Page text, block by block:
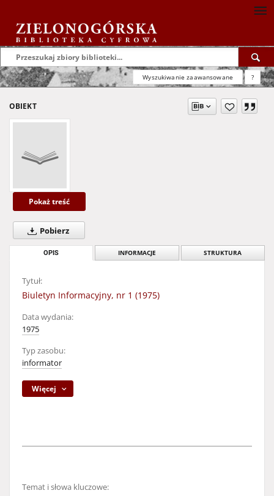
Wyszukiwanie zaawansowane ?
OBIEKT
Pokaż treść
Pobierz
OPIS INFORMACJE STRUKTURA
Tytuł:
Biuletyn Informacyjny, nr 1 (1975)
Data wydania:
1975
Typ zasobu:
informator
Więcej
Temat i słowa kluczowe: